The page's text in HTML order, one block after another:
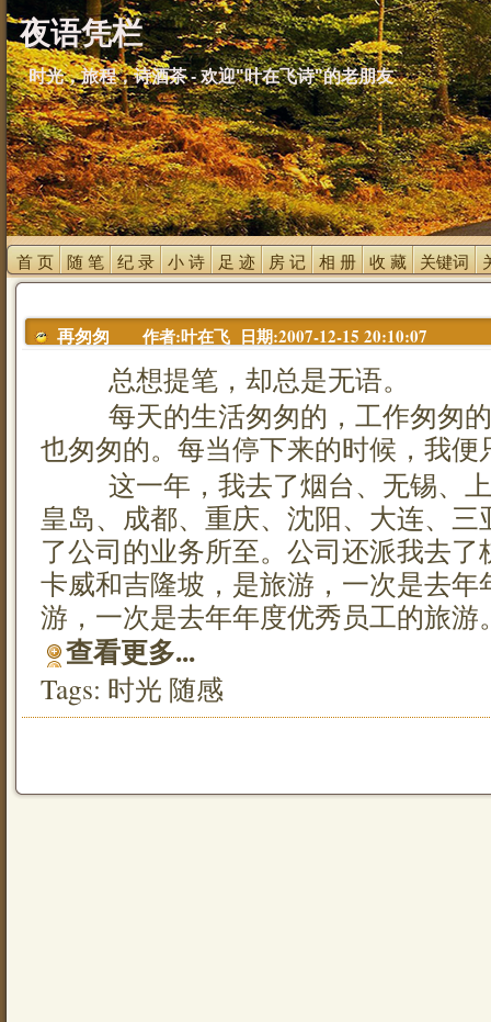
夜语凭栏
时光，旅程，诗酒茶 - 欢迎"叶在飞诗"的老朋友
首 页 随 笔 纪 录 小 诗 足 迹 房 记 相 册 收 藏 关键词
再匆匆 作者:叶在飞 日期:2007-12-15 20:10:07
总想提笔，却总是无语。
每天的生活匆匆的，工作匆匆的
也匆匆的。每当停下来的时候，我便
这一年，我去了烟台、无锡、上
皇岛、成都、重庆、沈阳、大连、
了公司的业务所至。公司还派我去
卡威和吉隆坡，是旅游，一次是去年
游，一次是去年年度优秀员工的旅游
查看更多...
Tags: 时光 随感